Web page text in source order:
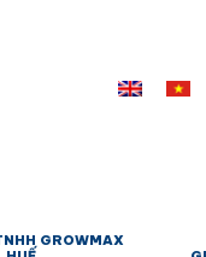
GROWMAX